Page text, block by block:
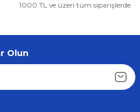
1000 TL ve üzeri tüm siparişlerde
Olun